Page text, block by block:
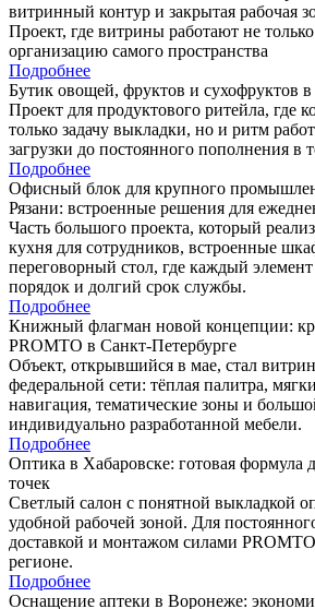
витринный контур и закрытая рабочая
Проект, где витрины работают не
организацию самого пространства
Подробнее
Бутик овощей, фруктов и сухофруктов в
Проект для продуктового ритейла, где
только задачу выкладки, но и ритм
загрузки до постоянного пополнения в
Подробнее
Офисный блок для крупного
Рязани: встроенные решения для
Часть большого проекта, который
кухня для сотрудников, встроенные
переговорный стол, где каждый элемент
порядок и долгий срок службы.
Подробнее
Книжный флагман новой концепции:
PROMTO в Санкт-Петербурге
Объект, открывшийся в мае, стал
федеральной сети: тёплая палитра,
навигация, тематические зоны и
индивидуально разработанной мебели.
Подробнее
Оптика в Хабаровске: готовая формула
точек
Светлый салон с понятной выкладкой
удобной рабочей зоной. Для
доставкой и монтажом силами
регионе.
Подробнее
Оснащение аптеки в Воронеже: